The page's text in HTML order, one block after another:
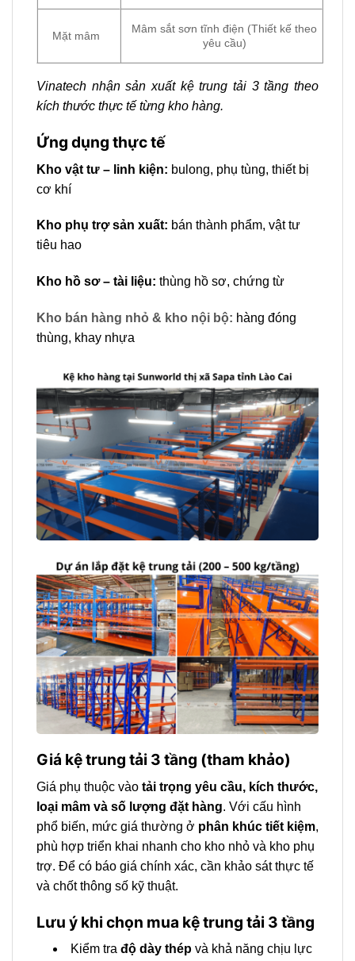
Mặt mâm
Mâm sắt sơn tĩnh điện (Thiết kế theo
yêu cầu)
Vinatech nhận sản xuất kệ trung tải 3 tầng theo
kích thước thực tế từng kho hàng.
Ứng dụng thực tế
Kho vật tư – linh kiện: bulong, phụ tùng, thiết bị
cơ khí
Kho phụ trợ sản xuất: bán thành phẩm, vật tư
tiêu hao
Kho hồ sơ – tài liệu: thùng hồ sơ, chứng từ
Kho bán hàng nhỏ & kho nội bộ: hàng đóng
thùng, khay nhựa
Giá kệ trung tải 3 tầng (tham khảo)
Giá phụ thuộc vào tải trọng yêu cầu, kích thước,
loại mâm và số lượng đặt hàng. Với cấu hình
phổ biến, mức giá thường ở phân khúc tiết kiệm,
phù hợp triển khai nhanh cho kho nhỏ và kho phụ
trợ. Để có báo giá chính xác, cần khảo sát thực tế
và chốt thông số kỹ thuật.
Lưu ý khi chọn mua kệ trung tải 3 tầng
Kiểm tra độ dày thépvà khả năng chịu lực